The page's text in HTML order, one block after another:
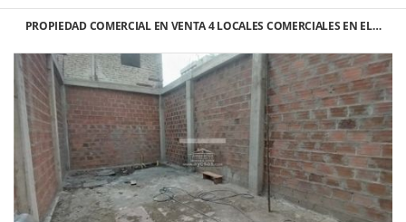
PROPIEDAD COMERCIAL EN VENTA 4 LOCALES COMERCIALES EN EL…